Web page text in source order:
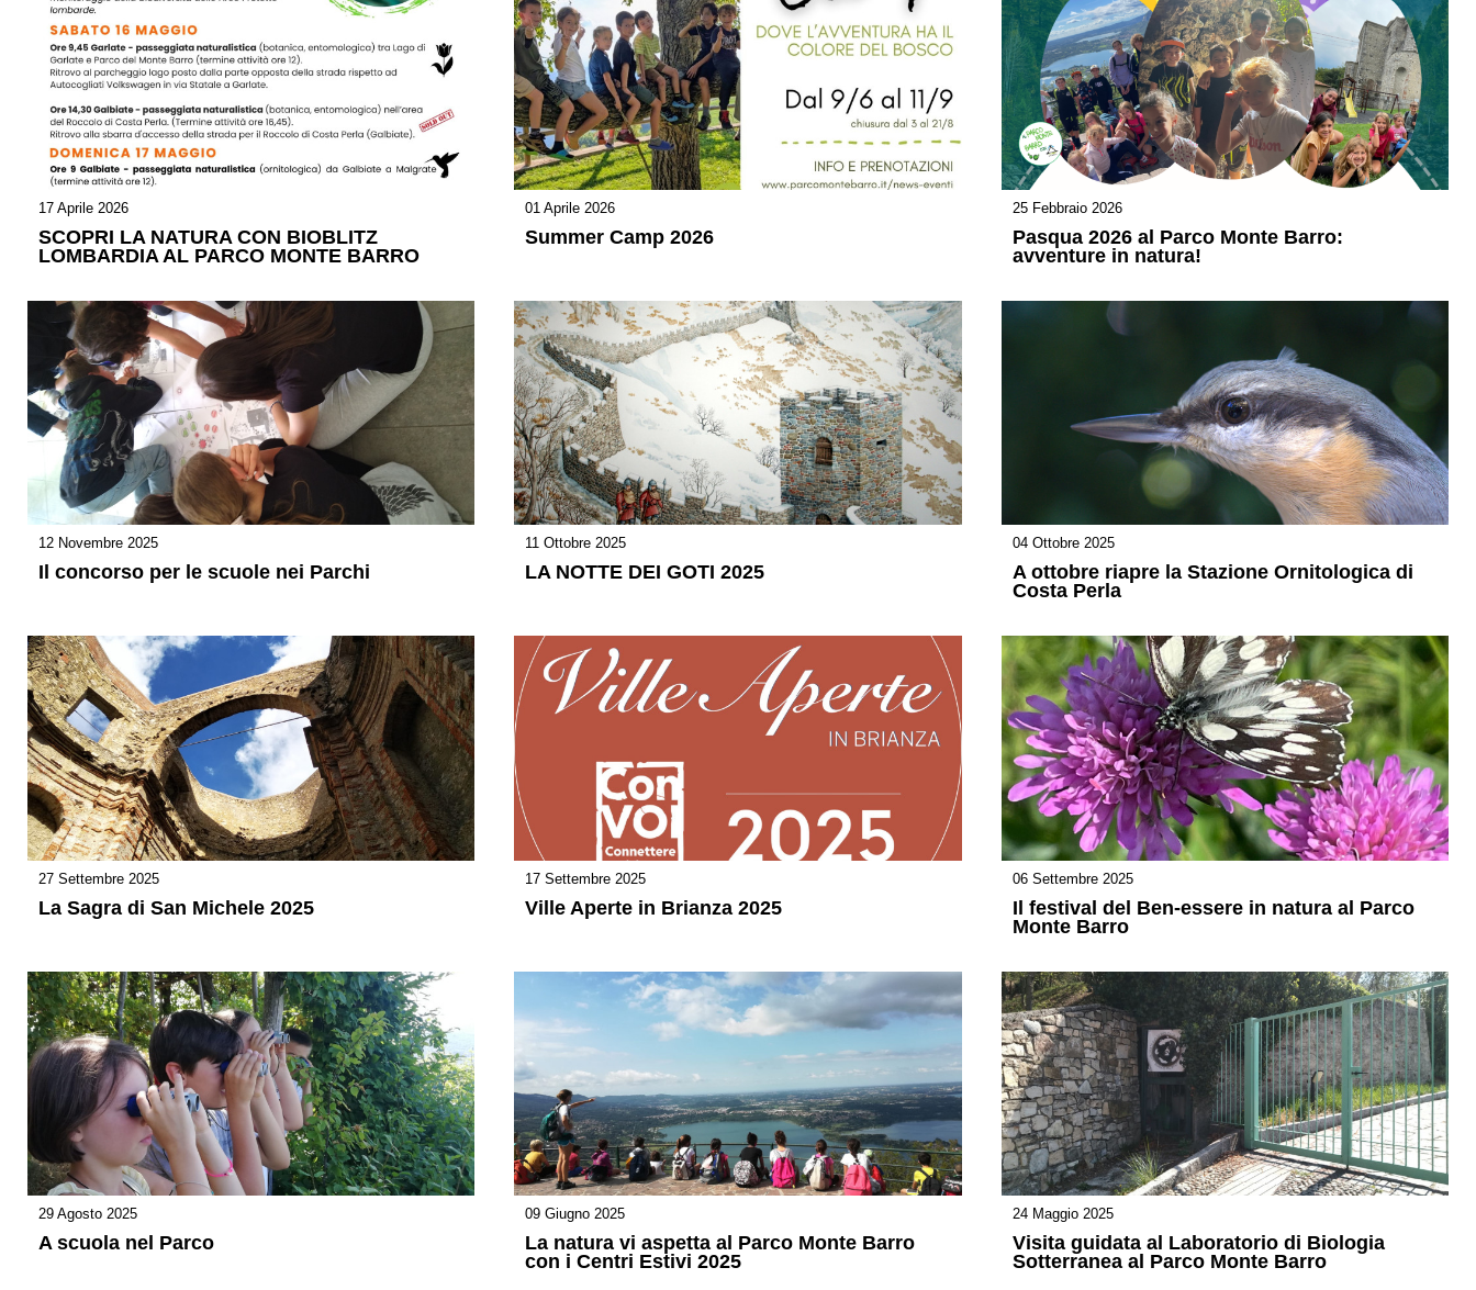
17 Aprile 2026
SCOPRI LA NATURA CON BIOBLITZ
LOMBARDIA AL PARCO MONTE BARRO
01 Aprile 2026
Summer Camp 2026
25 Febbraio 2026
Pasqua 2026 al Parco Monte Barro:
avventure in natura!
12 Novembre 2025
Il concorso per le scuole nei Parchi
11 Ottobre 2025
LA NOTTE DEI GOTI 2025
04 Ottobre 2025
A ottobre riapre la Stazione Ornitologica di
Costa Perla
27 Settembre 2025
La Sagra di San Michele 2025
17 Settembre 2025
Ville Aperte in Brianza 2025
06 Settembre 2025
Il festival del Ben-essere in natura al Parco
Monte Barro
29 Agosto 2025
A scuola nel Parco
09 Giugno 2025
La natura vi aspetta al Parco Monte Barro
con i Centri Estivi 2025
24 Maggio 2025
Visita guidata al Laboratorio di Biologia
Sotterranea al Parco Monte Barro